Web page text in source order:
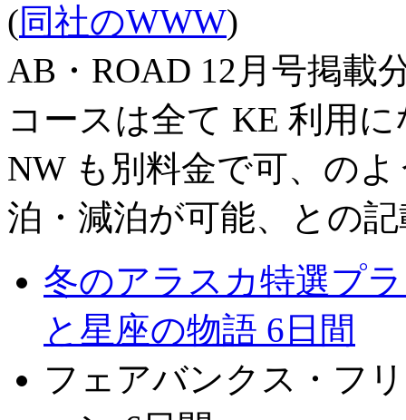
(同社のWWW)
AB・ROAD 12月号掲載
コースは全て KE 利用
NW も別料金で可、の
泊・減泊が可能、との
冬のアラスカ特選プ
と星座の物語 6日間
フェアバンクス・フ